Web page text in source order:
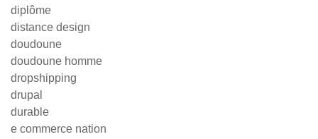
diplôme
distance design
doudoune
doudoune homme
dropshipping
drupal
durable
e commerce nation